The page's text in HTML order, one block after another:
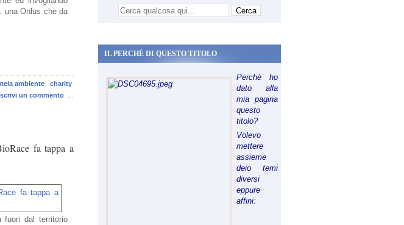
una Onlus che da
ambiente
charity
scrivi un commento
fa tappa a
fuori dal territorio
IL PERCHÈ DI QUESTO TITOLO
Perchè ho
dato alla
mia pagina
questo
titolo?
Volevo
mettere
assieme
deio temi
diversi
eppure
affini: